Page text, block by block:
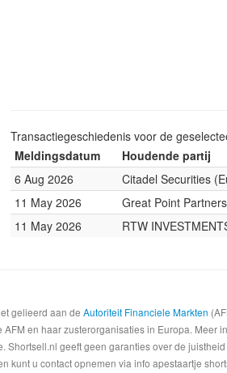
Transactiegeschiedenis voor de
Meldingsdatum
Houdende partij
6 Aug 2026
Citadel Securities
11 May 2026
Great Point Partners
11 May 2026
RTW
gelieerd aan de Autoriteit Financiele Markten
en haar zusterorganisaties in Europa.
Shortsell.nl geeft geen garanties over de
kunt u contact opnemen via info apestaartje